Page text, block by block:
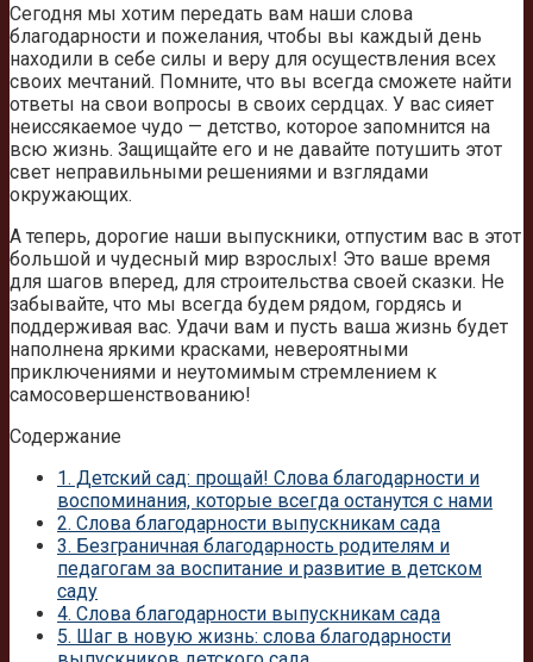
Сегодня мы хотим передать вам наши слова
благодарности и пожелания, чтобы вы каждый день
находили в себе силы и веру для осуществления всех
своих мечтаний. Помните, что вы всегда сможете найти
ответы на свои вопросы в своих сердцах. У вас сияет
неиссякаемое чудо — детство, которое запомнится на
всю жизнь. Защищайте его и не давайте потушить этот
свет неправильными решениями и взглядами
окружающих.
А теперь, дорогие наши выпускники, отпустим вас в этот
большой и чудесный мир взрослых! Это ваше время
для шагов вперед, для строительства своей сказки. Не
забывайте, что мы всегда будем рядом, гордясь и
поддерживая вас. Удачи вам и пусть ваша жизнь будет
наполнена яркими красками, невероятными
приключениями и неутомимым стремлением к
самосовершенствованию!
Содержание
1. Детский сад: прощай! Слова благодарности и
воспоминания, которые всегда останутся с нами
2. Слова благодарности выпускникам сада
3. Безграничная благодарность родителям и
педагогам за воспитание и развитие в детском
саду
4. Слова благодарности выпускникам сада
5. Шаг в новую жизнь: слова благодарности